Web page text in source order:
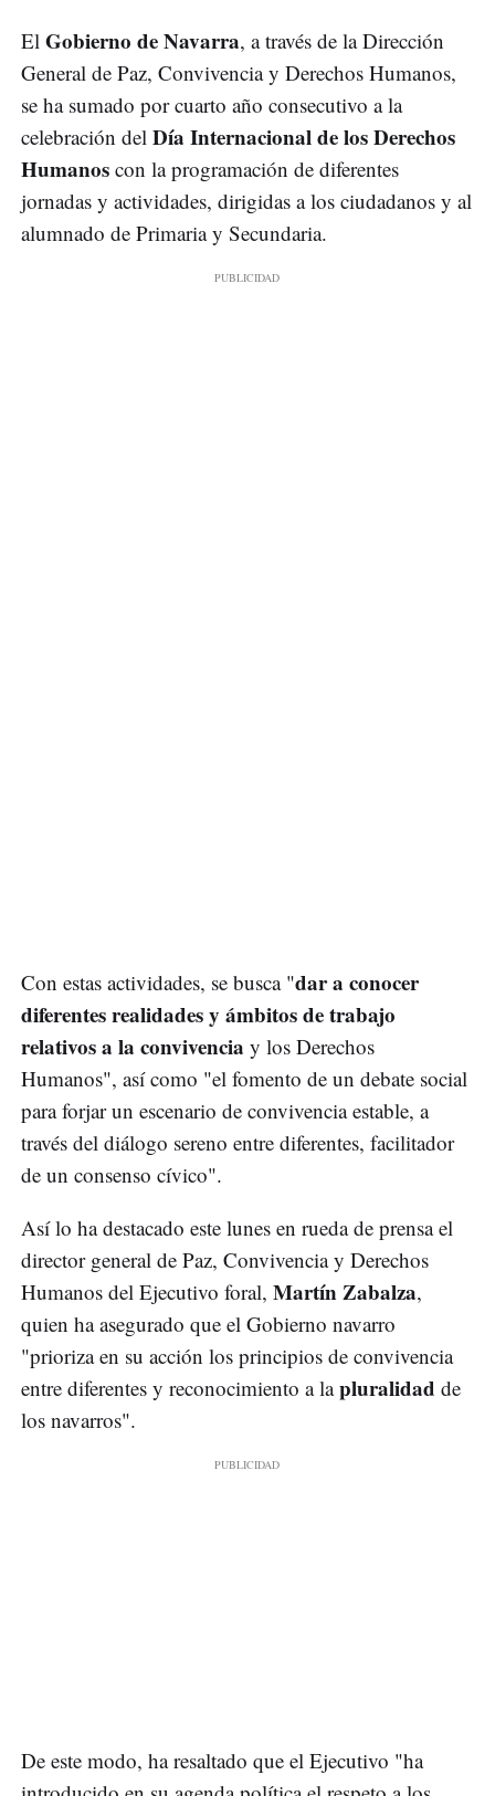
El Gobierno de Navarra, a través de la Dirección
General de Paz, Convivencia y Derechos Humanos,
se ha sumado por cuarto año consecutivo a la
celebración del Día Internacional de los Derechos
Humanos con la programación de diferentes
jornadas y actividades, dirigidas a los ciudadanos y al
alumnado de Primaria y Secundaria.
Con estas actividades, se busca "dar a conocer
diferentes realidades y ámbitos de trabajo
relativos a la convivencia y los Derechos
Humanos", así como "el fomento de un debate social
para forjar un escenario de convivencia estable, a
través del diálogo sereno entre diferentes, facilitador
de un consenso cívico".
Así lo ha destacado este lunes en rueda de prensa el
director general de Paz, Convivencia y Derechos
Humanos del Ejecutivo foral, Martín Zabalza,
quien ha asegurado que el Gobierno navarro
"prioriza en su acción los principios de convivencia
entre diferentes y reconocimiento a lapluralidad de
los navarros".
De este modo, ha resaltado que el Ejecutivo "ha